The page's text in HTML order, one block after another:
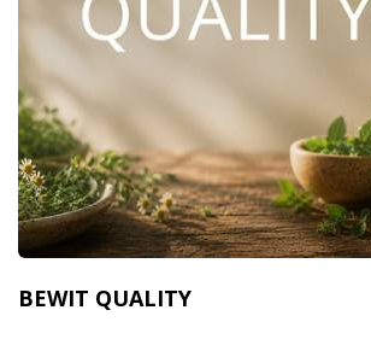
BEWIT QUALITY